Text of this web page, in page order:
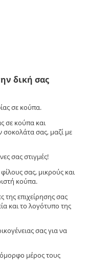
δική σας
σε κούπα.
σε κούπα και
σοκολάτα σας, μαζί με
σας στιγμές!
σας, μικρούς και
κούπα.
επιχείρησης σας
και το λογότυπο της
σας για να
όμορφο μέρος τους